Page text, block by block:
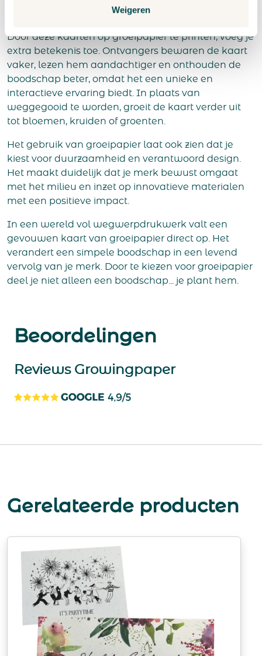
Weigeren
verhaal te begeleiden.
Door deze kaarten op groeipapier te printen, voeg je
extra betekenis toe. Ontvangers bewaren de kaart
vaker, lezen hem aandachtiger en onthouden de
boodschap beter, omdat het een unieke en
interactieve ervaring biedt. In plaats van
weggegooid te worden, groeit de kaart verder uit
tot bloemen, kruiden of groenten.
Het gebruik van groeipapier laat ook zien dat je
kiest voor duurzaamheid en verantwoord design.
Het maakt duidelijk dat je merk bewust omgaat
met het milieu en inzet op innovatieve materialen
met een positieve impact.
In een wereld vol wegwerpdrukwerk valt een
gevouwen kaart van groeipapier direct op. Het
verandert een simpele boodschap in een levend
vervolg van je merk. Door te kiezen voor groeipapier
deel je niet alleen een boodschap... je plant hem.
Beoordelingen
Reviews Growingpaper
Gerelateerde producten